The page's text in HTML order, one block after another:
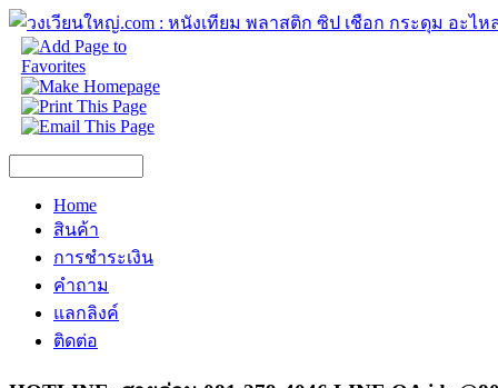
Home
สินค้า
การชำระเงิน
คำถาม
แลกลิงค์
ติดต่อ